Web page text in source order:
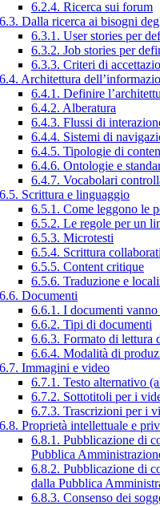
6.2.4. Ricerca sui forum
6.3. Dalla ricerca ai bisogni
6.3.1. User stories per
6.3.2. Job stories per
6.3.3. Criteri di
6.4. Architettura
6.4.1. Definire
6.4.2. Alberatura
6.4.3. Flussi di
6.4.4. Sistemi di
6.4.5. Tipologie di
6.4.6. Ontologie e
6.4.7. Vocabolari
6.5. Scrittura e linguaggio
6.5.1. Come leggono le
6.5.2. Le regole per un
6.5.3. Microtesti
6.5.4. Scrittura
6.5.5. Content critique
6.5.6. Traduzione e
6.6. Documenti
6.6.1. I documenti
6.6.2. Tipi di documenti
6.6.3. Formato di lettura
6.6.4. Modalità di
6.7. Immagini e video
6.7.1. Testo alternativo
6.7.2. Sottotitoli per i
6.7.3. Trascrizioni per i
6.8. Proprietà intellettuale e
6.8.1. Pubblicazione di
Pubblica
6.8.2. Pubblicazione di
dalla Pubblica
6.8.3. Consenso dei